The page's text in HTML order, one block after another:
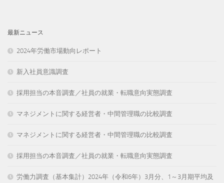
最新ニュース
2024年労働市場動向レポート
新入社員意識調査
採用担当の本音調査／社員の就業・転職意向実態調査
マネジメントに関する経営者・中間管理職の比較調査
マネジメントに関する経営者・中間管理職の比較調査
採用担当の本音調査／社員の就業・転職意向実態調査
労働力調査（基本集計）2024年（令和6年）3月分、1～3月期平均及